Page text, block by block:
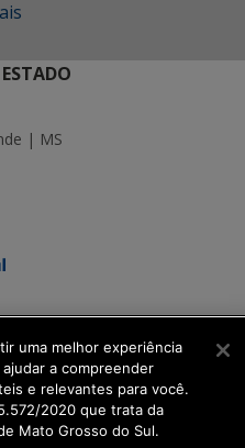
| MS
uma melhor experiência
a compreender
e relevantes para você.
2020 que trata da
Mato Grosso do Sul.